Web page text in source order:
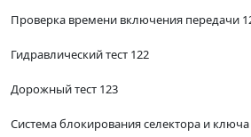
Проверка времени включения передачи
Гидравлический тест 122
Дорожный тест 123
Система блокирования селектора и